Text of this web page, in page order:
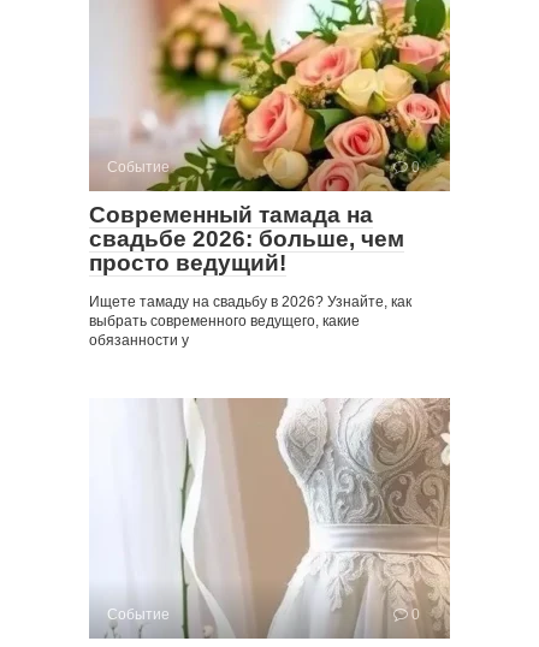
Событие 0
Современный тамада на
свадьбе 2026: больше, чем
просто ведущий!
Ищете тамаду на свадьбу в 2026? Узнайте, как
выбрать современного ведущего, какие
обязанности у
Событие 0